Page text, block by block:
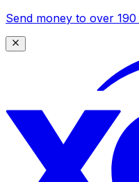
Send money to over